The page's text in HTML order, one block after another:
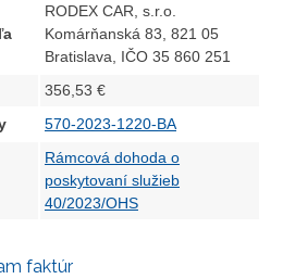
RODEX CAR, s.r.o.
Komárňanská 83, 821 05
Bratislava, IČO 35 860 251
356,53 €
570-2023-1220-BA
Rámcová dohoda o
poskytovaní služieb
40/2023/OHS
faktúr